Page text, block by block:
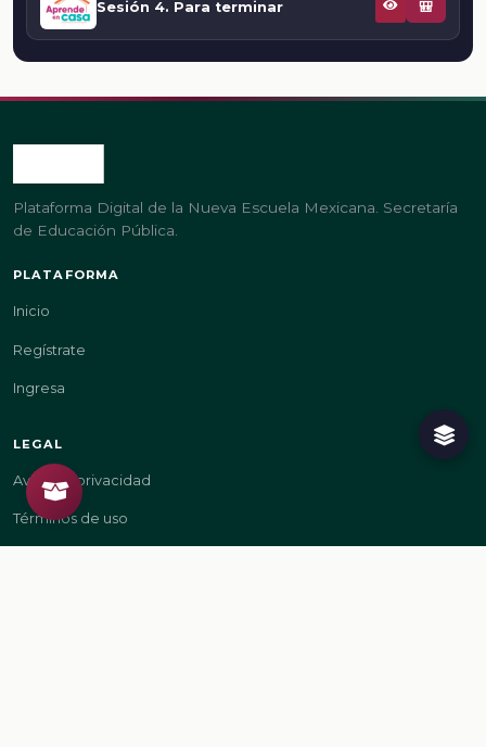
Sesión 4. Para terminar 🎒
Plataforma Digital de la Nueva Escuela Mexicana. Secretaría
de Educación Pública.
PLATAFORMA
Inicio
Regístrate
Ingresa
LEGAL
Aviso de privacidad
Términos de uso